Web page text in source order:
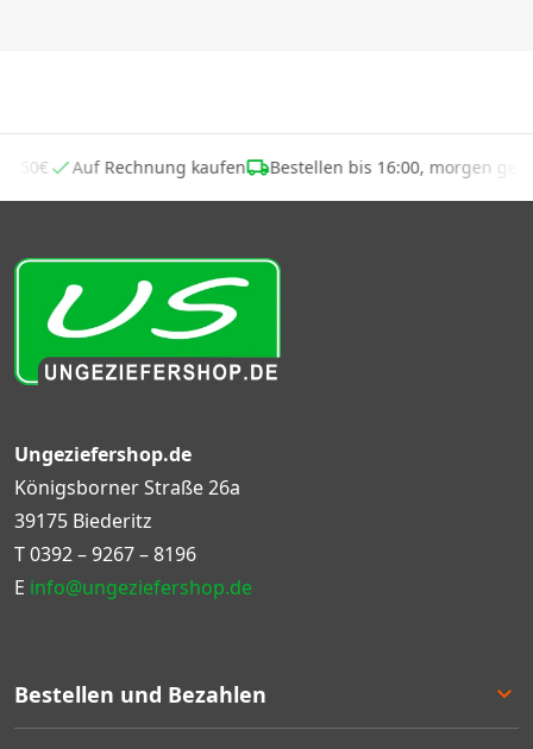
50€ Auf Rechnung kaufen Bestellen bis 16:00, morgen
Bestellen und Bezahlen
Ungeziefershop.de
Königsborner Straße 26a
39175 Biederitz
T0392 – 9267 – 8196
E info@ungeziefershop.de